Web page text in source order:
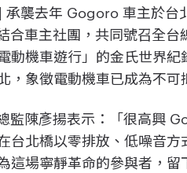
襲去年 Gogoro 車主於台
合車主社團，共同號召全
動機車遊行」的金氏世界
，象徵電動機車已成為不可
監陳彥揚表示：「很高興
台北橋以零排放、低噪音
這場寧靜革命的參與者，留